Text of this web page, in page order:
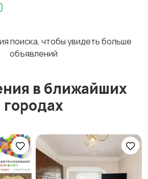
поиска, чтобы увидеть больше
объявлений
в ближайших
городах